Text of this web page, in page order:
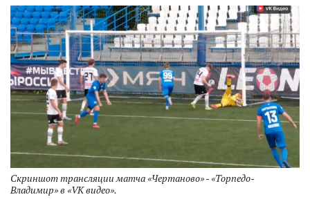
Скриншот трансляции матча «Чертаново» - «Торпедо-
Владимир» в «VK видео».